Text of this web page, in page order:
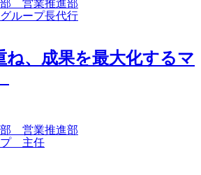
部 営業推進部
ループ長代行
ね、成果を最大化するマ
部 営業推進部
プ 主任